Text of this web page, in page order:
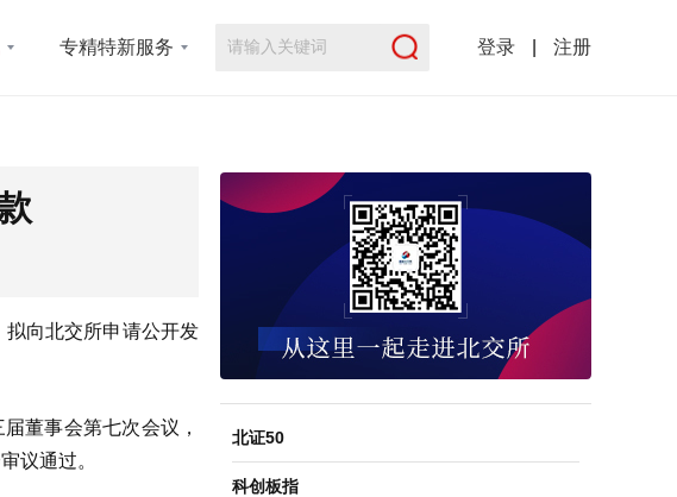
专精特新服务 登录 注册
向北交所申请公开发
董事会第七次会议，
议通过。
北证50
科创板指